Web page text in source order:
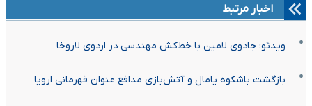
اخبار مرتبط
ویدئو: جادوی لامین با خط‌کش مهندسی در اردوی لاروخا
بازگشت باشکوه یامال و آتش‌بازی مدافع عنوان قهرمانی اروپا